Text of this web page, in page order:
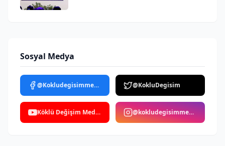
Sosyal Medya
@Kokludegisimmedya @KokluDegisim
Köklü Değişim Medya @kokludegisimmedya